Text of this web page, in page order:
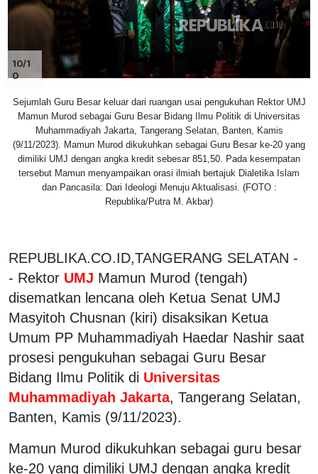
10/1
0
Sejumlah Guru Besar keluar dari ruangan usai pengukuhan Rektor UMJ
Mamun Murod sebagai Guru Besar Bidang Ilmu Politik di Universitas
Muhammadiyah Jakarta, Tangerang Selatan, Banten, Kamis
(9/11/2023). Mamun Murod dikukuhkan sebagai Guru Besar ke-20 yang
dimiliki UMJ dengan angka kredit sebesar 851,50. Pada kesempatan
tersebut Mamun menyampaikan orasi ilmiah bertajuk Dialetika Islam
dan Pancasila: Dari Ideologi Menuju Aktualisasi. (FOTO :
Republika/Putra M. Akbar)
REPUBLIKA.CO.ID,TANGERANG SELATAN -
- Rektor UMJ Mamun Murod (tengah)
disematkan lencana oleh Ketua Senat UMJ
Masyitoh Chusnan (kiri) disaksikan Ketua
Umum PP Muhammadiyah Haedar Nashir saat
prosesi pengukuhan sebagai Guru Besar
Bidang Ilmu Politik di Universitas
Muhammadiyah Jakarta, Tangerang Selatan,
Banten, Kamis (9/11/2023).
Mamun Murod dikukuhkan sebagai guru besar
ke-20 yang dimiliki UMJ dengan angka kredit